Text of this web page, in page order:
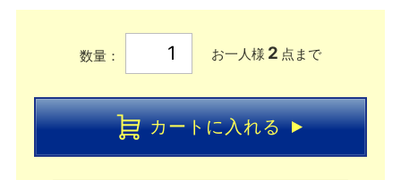
数量： お一人様 2 点まで
カートに入れる